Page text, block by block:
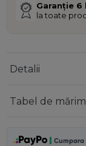
Garanție 6
la toate
Detalii
Tabel de
Cumpara